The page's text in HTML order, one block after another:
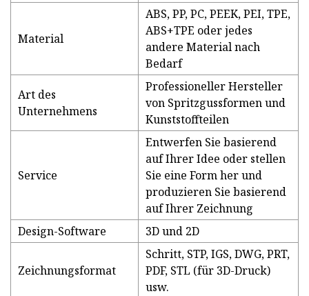
Material
ABS, PP, PC, PEEK, PEI, TPE,
ABS+TPE oder jedes
andere Material nach
Bedarf
Art des
Unternehmens
Professioneller Hersteller
von Spritzgussformen und
Kunststoffteilen
Service
Entwerfen Sie basierend
auf Ihrer Idee oder stellen
Sie eine Form her und
produzieren Sie basierend
auf Ihrer Zeichnung
Design-Software
3D und 2D
Zeichnungsformat
Schritt, STP, IGS, DWG, PRT,
PDF, STL (für 3D-Druck)
usw.